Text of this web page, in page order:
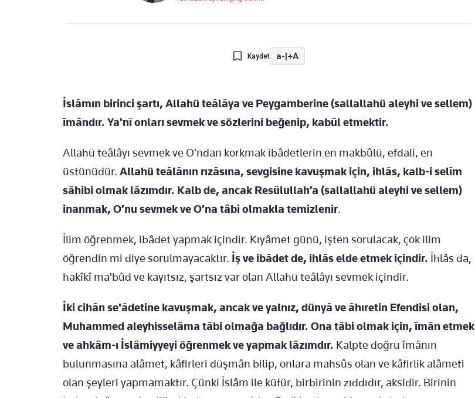
Kaydet a-|+A
İslâmın birinci şartı, Allahü teâlâya ve Peygamberine (sallallahü aleyhi ve sellem)
îmândır. Ya'nî onları sevmek ve sözlerini beğenip, kabûl etmektir.
Allahü teâlâyı sevmek ve O’ndan korkmak ibâdetlerin en makbûlü, efdali, en
üstünüdür. Allahü teâlânın rızâsına, sevgisine kavuşmak için, ihlâs, kalb-i selîm
sâhibi olmak lâzımdır. Kalb de, ancak Resûlullah’a (sallallahü aleyhi ve sellem)
inanmak, O’nu sevmek ve O’na tâbi olmakla temizlenir.
İlim öğrenmek, ibâdet yapmak içindir. Kıyâmet günü, işten sorulacak, çok ilim
öğrendin mi diye sorulmayacaktır. İş ve ibâdet de, ihlâs elde etmek içindir. İhlâs da,
hakîkî ma'bûd ve kayıtsız, şartsız var olan Allahü teâlâyı sevmek içindir.
İki cihân se'âdetine kavuşmak, ancak ve yalnız, dünyâ ve âhıretin Efendisi olan,
Muhammed aleyhisselâma tâbi olmağa bağlıdır. Ona tâbi olmak için, îmân etmek
ve ahkâm-ı İslâmiyyeyi öğrenmek ve yapmak lâzımdır. Kalpte doğru îmânın
bulunmasına alâmet, kâfirleri düşmân bilip, onlara mahsûs olan ve kâfirlik alâmeti
olan şeyleri yapmamaktır. Çünki İslâm ile küfür, birbirinin zıddıdır, aksidir. Birinin